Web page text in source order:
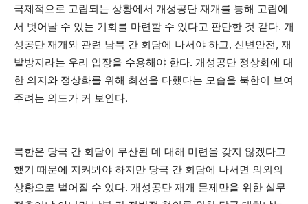
국제적으로 고립되는 상황에서 개성공단 재개를 통해 고립에
서 벗어날 수 있는 기회를 마련할 수 있다고 판단한 것 같다. 개
성공단 재개와 관련 남북 간 회담에 나서야 하고, 신변안전, 재
발방지라는 우리 입장을 수용해야 한다. 개성공단 정상화에 대
한 의지와 정상화를 위해 최선을 다했다는 모습을 북한이 보여
주려는 의도가 커 보인다.
북한은 당국 간 회담이 무산된 데 대해 미련을 갖지 않겠다고
했기 때문에 지켜봐야 하지만 당국 간 회담에 나서면 의외의
상황으로 벌어질 수 있다. 개성공단 재개 문제만을 위한 실무